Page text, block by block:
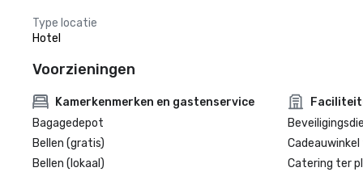
Type locatie
Hotel
Voorzieningen
Kamerkenmerken en gastenservice
Bagagedepot
Bellen (gratis)
Bellen (lokaal)
Catering ter